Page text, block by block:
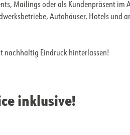
Mailings oder als Kundenpräsent im
Autohäuser, Hotels und
nachhaltig Eindruck hinterlassen!
inklusive!